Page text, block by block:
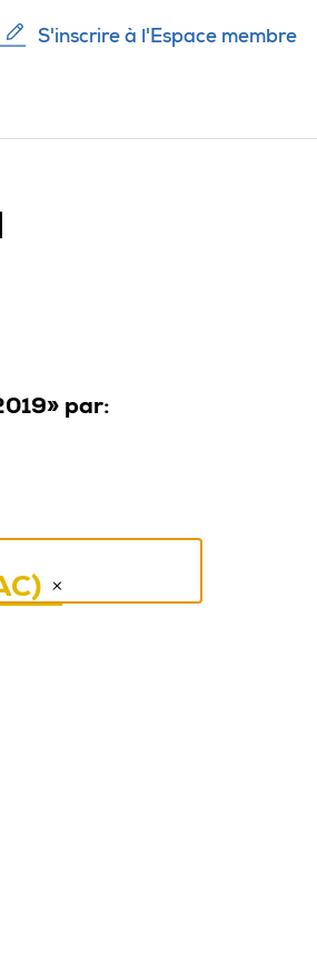
S'inscrire à l'Espace membre
par: